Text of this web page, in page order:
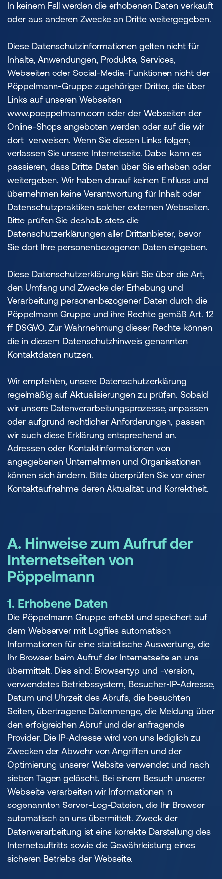
In keinem Fall werden die erhobenen Daten verkauft
oder aus anderen Zwecke an Dritte weitergegeben.
Diese Datenschutzinformationen gelten nicht für
Inhalte, Anwendungen, Produkte, Services,
Webseiten oder Social-Media-Funktionen nicht der
Pöppelmann-Gruppe zugehöriger Dritter, die über
Links auf unseren Webseiten
www.poeppelmann.com oder der Webseiten der
Online-Shops angeboten werden oder auf die wir
dort verweisen. Wenn Sie diesen Links folgen,
verlassen Sie unsere Internetseite. Dabei kann es
passieren, dass Dritte Daten über Sie erheben oder
weitergeben. Wir haben darauf keinen Einfluss und
übernehmen keine Verantwortung für Inhalt oder
Datenschutzpraktiken solcher externen Webseiten.
Bitte prüfen Sie deshalb stets die
Datenschutzerklärungen aller Drittanbieter, bevor
Sie dort Ihre personenbezogenen Daten eingeben.
Diese Datenschutzerklärung klärt Sie über die Art,
den Umfang und Zwecke der Erhebung und
Verarbeitung personenbezogener Daten durch die
Pöppelmann Gruppe und ihre Rechte gemäß Art. 12
ff DSGVO. Zur Wahrnehmung dieser Rechte können
die in diesem Datenschutzhinweis genannten
Kontaktdaten nutzen.
Wir empfehlen, unsere Datenschutzerklärung
regelmäßig auf Aktualisierungen zu prüfen. Sobald
wir unsere Datenverarbeitungsprozesse, anpassen
oder aufgrund rechtlicher Anforderungen, passen
wir auch diese Erklärung entsprechend an.
Adressen oder Kontaktinformationen von
angegebenen Unternehmen und Organisationen
können sich ändern. Bitte überprüfen Sie vor einer
Kontaktaufnahme deren Aktualität und Korrektheit.
A. Hinweise zum Aufruf der
Internetseiten von
Pöppelmann
1. Erhobene Daten
Die Pöppelmann Gruppe erhebt und speichert auf
dem Webserver mit Logfiles automatisch
Informationen für eine statistische Auswertung, die
Ihr Browser beim Aufruf der Internetseite an uns
übermittelt. Dies sind: Browsertyp und -version,
verwendetes Betriebssystem, Besucher-IP-Adresse,
Datum und Uhrzeit des Abrufs, die besuchten
Seiten, übertragene Datenmenge, die Meldung über
den erfolgreichen Abruf und der anfragende
Provider. Die IP-Adresse wird von uns lediglich zu
Zwecken der Abwehr von Angriffen und der
Optimierung unserer Website verwendet und nach
sieben Tagen gelöscht. Bei einem Besuch unserer
Webseite verarbeiten wir Informationen in
sogenannten Server-Log-Dateien, die Ihr Browser
automatisch an uns übermittelt. Zweck der
Datenverarbeitung ist eine korrekte Darstellung des
Internetauftritts sowie die Gewährleistung eines
sicheren Betriebs der Webseite.